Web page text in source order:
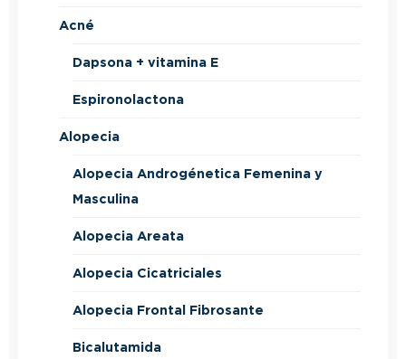
Acné
Dapsona + vitamina E
Espironolactona
Alopecia
Alopecia Androgénetica Femenina y
Masculina
Alopecia Areata
Alopecia Cicatriciales
Alopecia Frontal Fibrosante
Bicalutamida